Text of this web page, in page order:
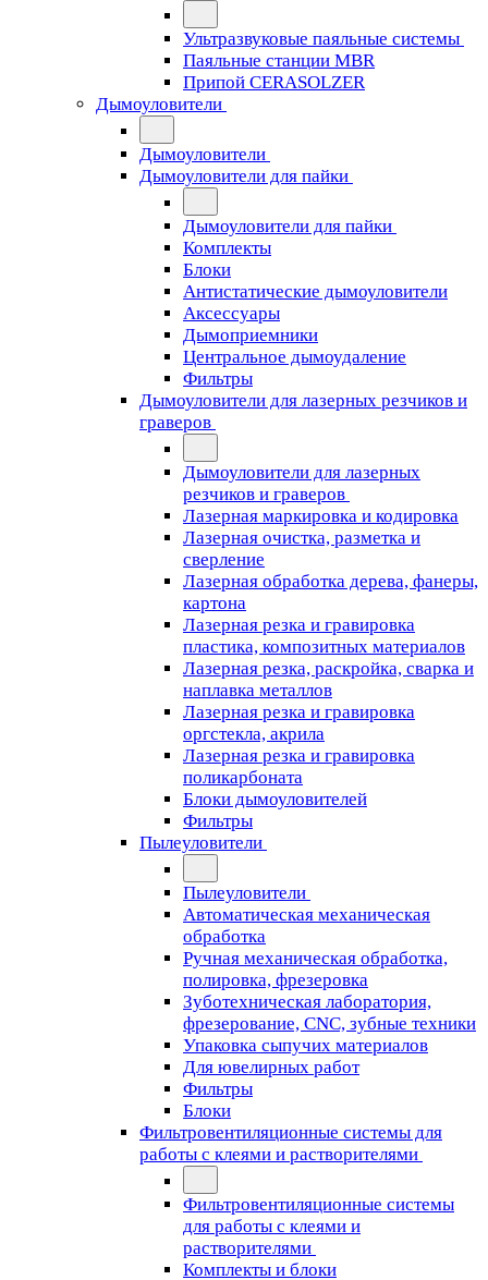
Ультразвуковые паяльные системы
Паяльные станции MBR
Припой CERASOLZER
Дымоуловители
Дымоуловители
Дымоуловители для пайки
Дымоуловители для пайки
Комплекты
Блоки
Антистатические дымоуловители
Аксессуары
Дымоприемники
Центральное дымоудаление
Фильтры
Дымоуловители для лазерных резчиков и
граверов
Дымоуловители для лазерных
резчиков и граверов
Лазерная маркировка и кодировка
Лазерная очистка, разметка и
сверление
Лазерная обработка дерева, фанеры,
картона
Лазерная резка и гравировка
пластика, композитных материалов
Лазерная резка, раскройка, сварка и
наплавка металлов
Лазерная резка и гравировка
оргстекла, акрила
Лазерная резка и гравировка
поликарбоната
Блоки дымоуловителей
Фильтры
Пылеуловители
Пылеуловители
Автоматическая механическая
обработка
Ручная механическая обработка,
полировка, фрезеровка
Зуботехническая лаборатория,
фрезерование, CNC, зубные техники
Упаковка сыпучих материалов
Для ювелирных работ
Фильтры
Блоки
Фильтровентиляционные системы для
работы с клеями и растворителями
Фильтровентиляционные системы
для работы с клеями и
растворителями
Комплекты и блоки